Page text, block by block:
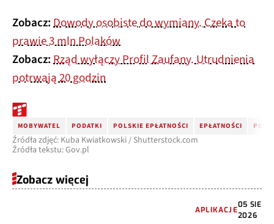
Zobacz:Dowody osobiste do wymiany. Czeka to
prawie 3 mln Polaków
Zobacz:Rząd wyłączy Profil Zaufany. Utrudnienia
potrwają 20 godzin
MOBYWATEL PODATKI POLSKIE EPŁATNOŚCI EPŁATNOŚCI
Źródła zdjęć: Kuba Kwiatkowski / Shutterstock.com
Źródła tekstu: Gov.pl
Zobacz więcej
APLIKACJE
05 SIE
2026